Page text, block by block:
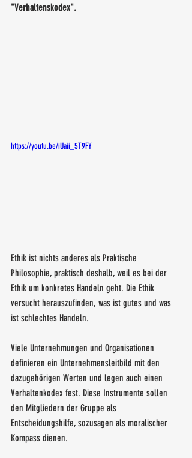
"Verhaltenskodex".
https://youtu.be/iUaii_5T9FY
Ethik ist nichts anderes als Praktische
Philosophie, praktisch deshalb, weil es bei der
Ethik um konkretes Handeln geht. Die Ethik
versucht herauszufinden, was ist gutes und was
ist schlechtes Handeln.
Viele Unternehmungen und Organisationen
definieren ein Unternehmensleitbild mit den
dazugehörigen Werten und legen auch einen
Verhaltenkodex fest. Diese Instrumente sollen
den Mitgliedern der Gruppe als
Entscheidungshilfe, sozusagen als moralischer
Kompass dienen.